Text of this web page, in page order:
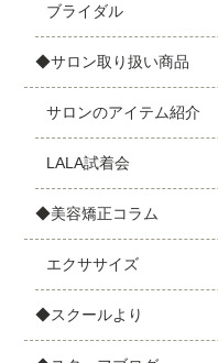
ブライダル
◆サロン取り扱い商品
サロンのアイテム紹介
LALA試着会
◆美容矯正コラム
エクササイズ
◆スクールより